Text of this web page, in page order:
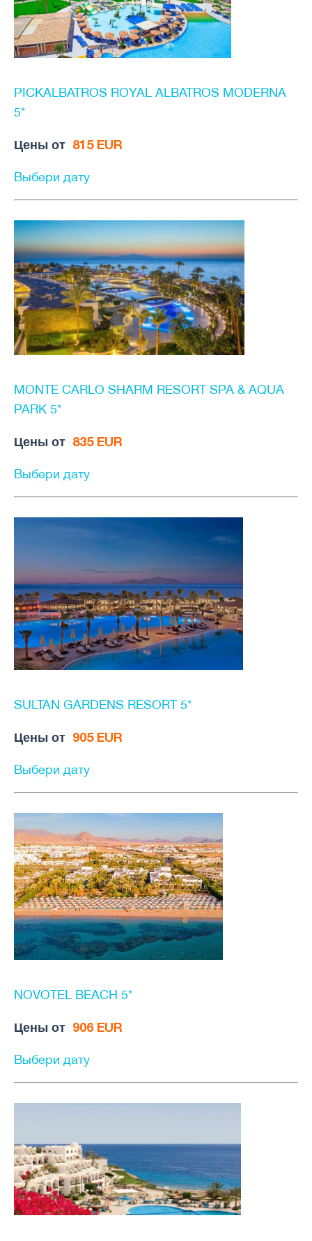
PICKALBATROS ROYAL ALBATROS MODERNA
5*
Цены от 815 EUR
Выбери дату
MONTE CARLO SHARM RESORT SPA & AQUA
PARK 5*
Цены от 835 EUR
Выбери дату
SULTAN GARDENS RESORT 5*
Цены от 905 EUR
Выбери дату
NOVOTEL BEACH 5*
Цены от 906 EUR
Выбери дату